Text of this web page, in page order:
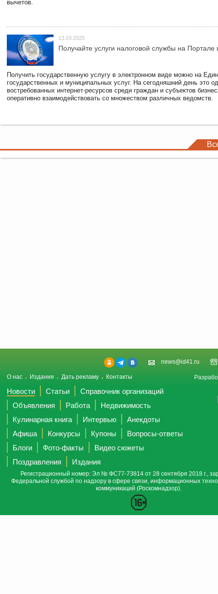
вычетов.
13.03.2025
Получайте услуги налоговой службы на Портале
Получить государственную услугу в электронном виде можно на
государственных и муниципальных услуг. На сегодняшний день это
востребованных интернет-ресурсов среди граждан и субъектов
оперативно взаимодействовать со множеством различных ведомств.
news@id41.ru
О нас Издания Дать рекламу Контакты
Новости Статьи
Справочник организаций
Объявления
Работа
Недвижимость
Кулинарная книга
Интервью
Анекдоты
Афиша
Конкурсы Купоны
Вопросы-ответы
Блоги
Фото-факты
Видео сюжеты
Поздравления
Издания
Регистрационный номер: Эл № ФС77-73814 от 28 сентября 2018 г.,
Федеральной службой по надзору в сфере связи, информационных
коммуникаций (Роскомнадзор).